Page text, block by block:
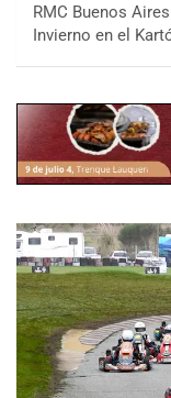
RMC Buenos
Invierno en el